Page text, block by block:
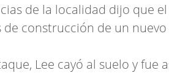
de la localidad dijo que
de construcción de un
Lee cayó al suelo y